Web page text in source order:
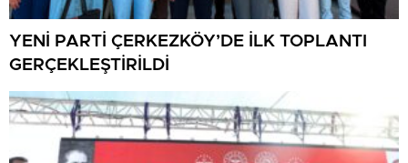
YENİ PARTİ ÇERKEZKÖY’DE İLK TOPLANTI
GERÇEKLEŞTİRİLDİ